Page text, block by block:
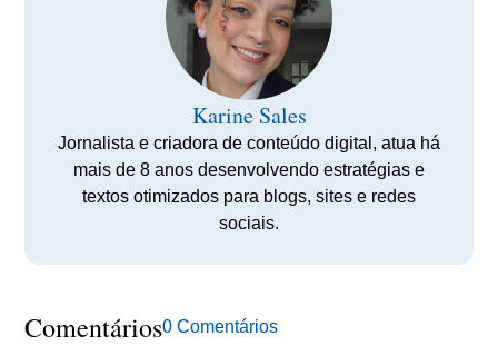
Karine Sales
Jornalista e criadora de conteúdo digital, atua há
mais de 8 anos desenvolvendo estratégias e
textos otimizados para blogs, sites e redes
sociais.
Comentários0 Comentários